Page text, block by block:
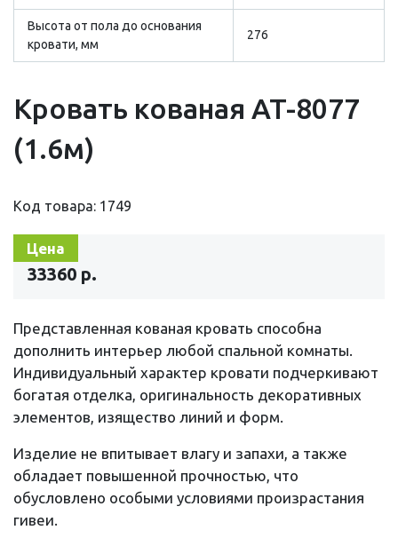
Высота от пола до основания
кровати, мм
276
Кровать кованая AT-8077
(1.6м)
Код товара: 1749
Цена
33360 р.
Представленная кованая кровать способна
дополнить интерьер любой спальной комнаты.
Индивидуальный характер кровати подчеркивают
богатая отделка, оригинальность декоративных
элементов, изящество линий и форм.
Изделие не впитывает влагу и запахи, а также
обладает повышенной прочностью, что
обусловлено особыми условиями произрастания
гивеи.